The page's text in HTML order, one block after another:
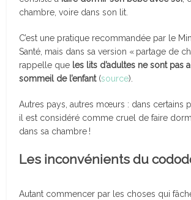
chambre, voire dans son lit.
C’est une pratique recommandée par le
Santé, mais dans sa version « partage de
rappelle que les lits d’adultes ne sont pas
sommeil de l’enfant(source).
Autres pays, autres mœurs : dans certains
il est considéré comme cruel de faire
dans sa chambre !
Les inconvénients du
Autant commencer par les choses qui